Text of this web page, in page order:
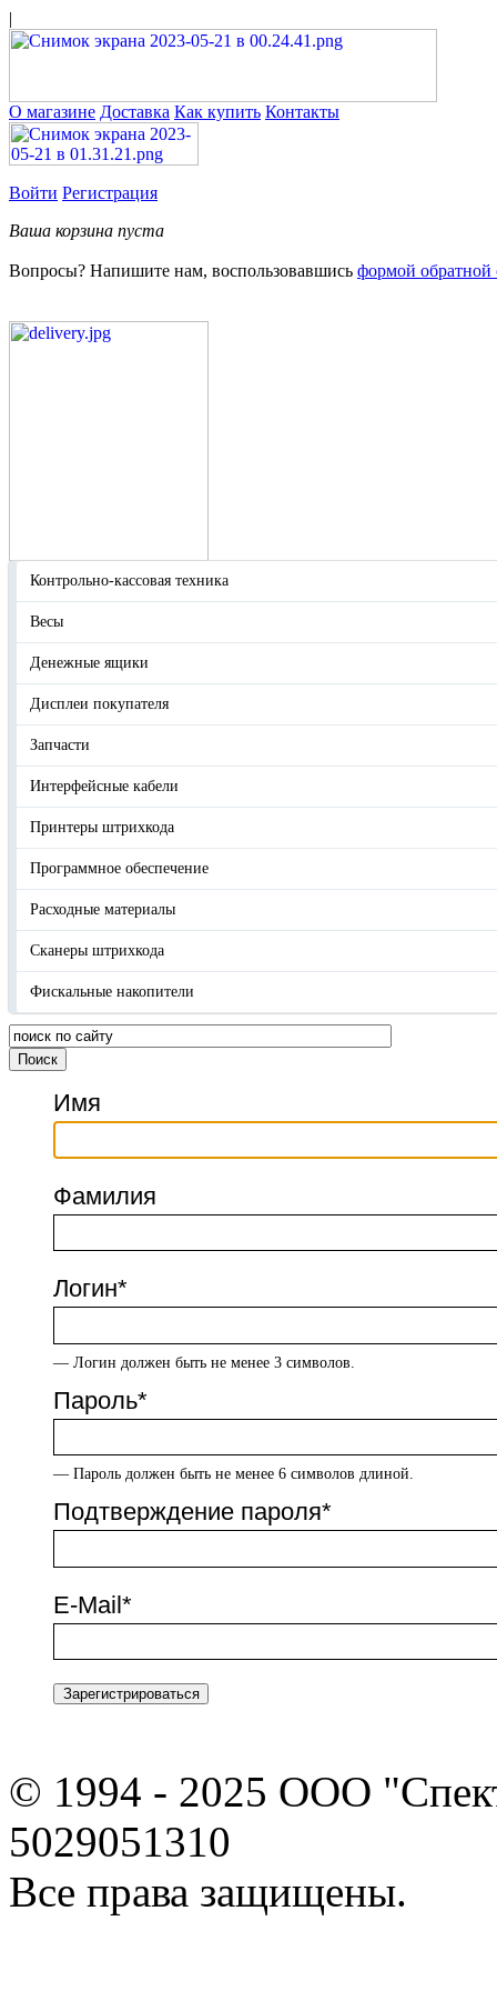
|
О магазине Доставка Как купить Контакты
Войти Регистрация
Ваша корзина пуста
Вопросы? Напишите нам, воспользовавшись формой обратной
Контрольно-кассовая техника
Весы
Денежные ящики
Дисплеи покупателя
Запчасти
Интерфейсные кабели
Принтеры штрихкода
Программное обеспечение
Расходные материалы
Сканеры штрихкода
Фискальные накопители
Имя
Фамилия
Логин*
— Логин должен быть не менее 3 символов.
Пароль*
— Пароль должен быть не менее 6 символов длиной.
Подтверждение пароля*
E-Mail*
© 1994 - 2025 ООО
5029051310
Все права защищены.